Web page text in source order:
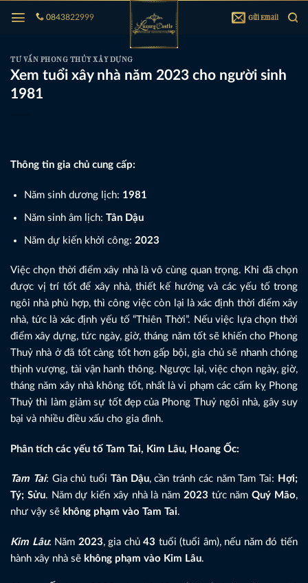
qua
dung
0843822999 Gửi Email
TƯ VẤN PHONG THỦY XÂY DỰNG
Xem tuổi xây nhà năm 2023 cho người sinh
1981
Thông tin gia chủ cung cấp:
Năm sinh dương lịch: 1981
Năm sinh âm lịch: Tân Dậu
Năm dự kiến khởi công: 2023
Việc chọn thời điểm xây nhà là vô cùng quan trọng. Khi đã chọn
được vị trí tốt để xây nhà, thiết kế hướng và các yếu tố trong
ngôi nhà phù hợp, thì công việc còn lại là xác định thời điểm xây
nhà, tức là xác định yếu tố “Thiên Thời”. Nếu việc lựa chọn thời
điểm xây dựng, tức ngày, giờ, tháng năm tốt sẽ khiến cho Phong
Thuỷ nhà ở đã tốt càng tốt hơn gấp bội, gia chủ sẽ nhanh chóng
thịnh vượng, tài vận hanh thông. Ngược lại, việc chọn ngày, giờ,
tháng năm xây nhà không tốt, nhất là vi phạm các cấm kỵ Phong
Thuỷ thì làm giảm sự tốt đẹp của Phong Thuỷ ngôi nhà, gây suy
bại và nhiều điều xấu cho gia đình.
Phân tích các yếu tố Tam Tai, Kim Lâu, Hoang Ốc:
Tam Tai: Gia chủ tuổi Tân Dậu, cần tránh các năm Tam Tai: Hợi;
Tý; Sửu. Năm dự kiến xây nhà là năm 2023 tức nămQuý Mão,
như vậy sẽ không phạm vào Tam Tai.
Kim Lâu: Năm 2023, gia chủ43 tuổi (tuổi âm), nếu năm đó tiến
hành xây nhà sẽ không phạm vào Kim Lâu.